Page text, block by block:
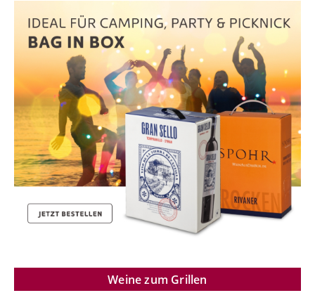
Weine zum Grillen